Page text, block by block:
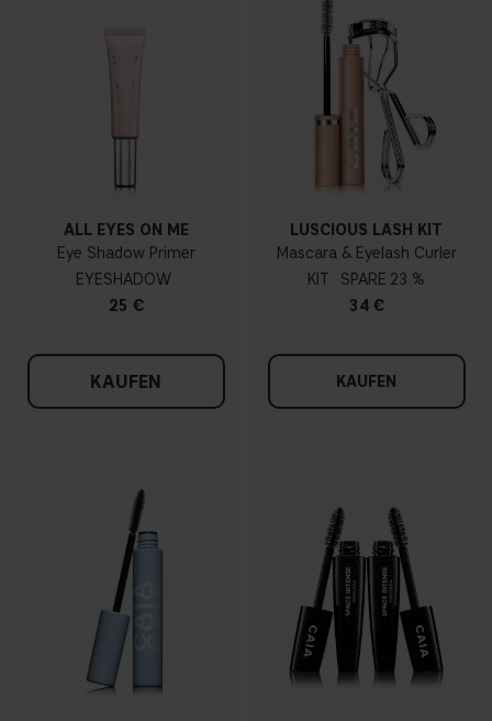
ALL EYES ON ME
Eye Shadow Primer
EYESHADOW
25 €
KAUFEN
LUSCIOUS LASH KIT
Mascara & Eyelash Curler
KIT
23 %
34 €
KAUFEN